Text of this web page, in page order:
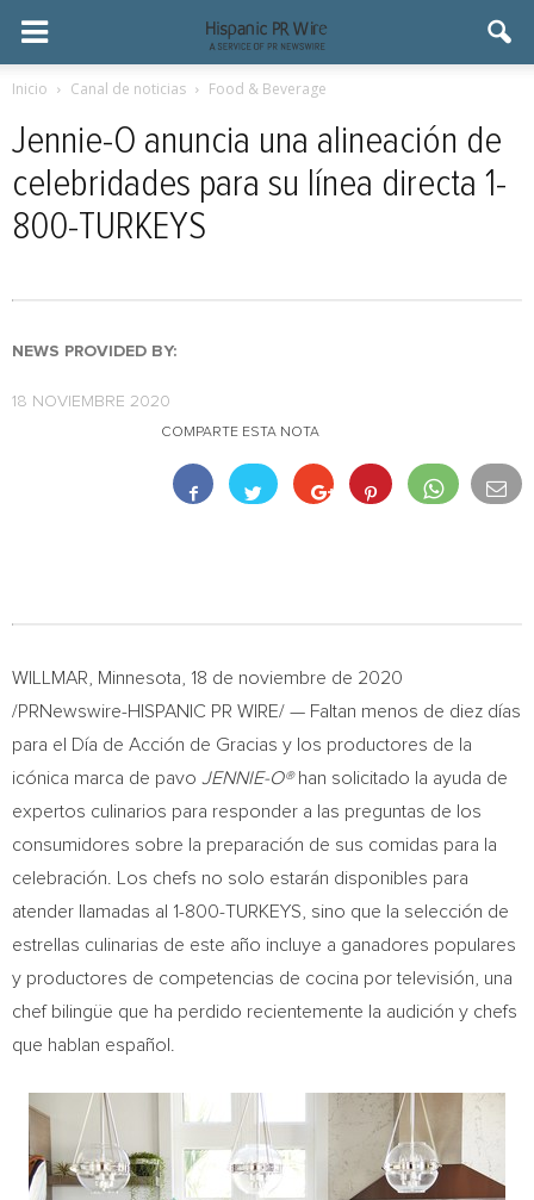
Inicio Canal de noticias Food & Beverage
Jennie-O anuncia una alineación de
celebridades para su línea directa 1-
800-TURKEYS
NEWS PROVIDED BY:
18 NOVIEMBRE 2020
COMPARTE ESTA NOTA
WILLMAR, Minnesota , 18 de noviembre de 2020
/PRNewswire-HISPANIC PR WIRE/ — Faltan menos de diez días
para el Día de Acción de Gracias y los productores de la
icónica marca de pavo JENNIE-O®han solicitado la ayuda de
expertos culinarios para responder a las preguntas de los
consumidores sobre la preparación de sus comidas para la
celebración. Los chefs no solo estarán disponibles para
atender llamadas al 1-800-TURKEYS, sino que la selección de
estrellas culinarias de este año incluye a ganadores populares
y productores de competencias de cocina por televisión, una
chef bilingüe que ha perdido recientemente la audición y chefs
que hablan español.